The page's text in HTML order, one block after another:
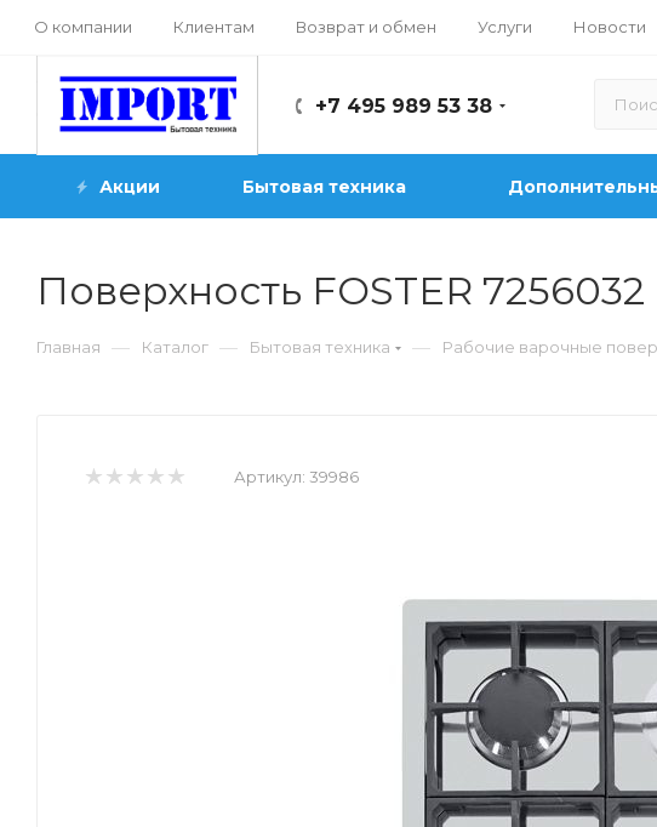
О компании Клиентам Возврат и обмен Услуги Новости
+7 495 989 53 38
Акции Бытовая техника
Поверхность FOSTER 7256032
Главная — Каталог — Бытовая техника — Рабочие варочные
Артикул: 39986